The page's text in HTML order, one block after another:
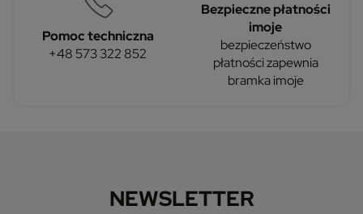
Pomoc techniczna
+48 573 322 852
Bezpieczne płatności
imoje
bezpieczeństwo
płatności zapewnia
bramka imoje
NEWSLETTER